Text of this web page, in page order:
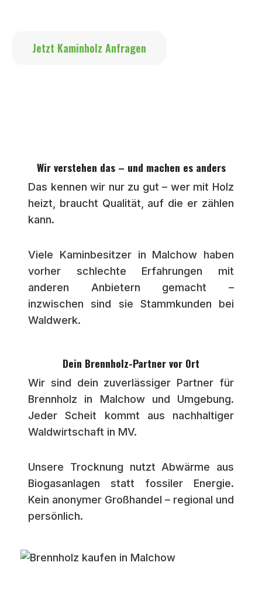
Jetzt Kaminholz Anfragen
Wir verstehen das – und machen es anders
Das kennen wir nur zu gut – wer mit Holz
heizt, braucht Qualität, auf die er zählen
kann.
Viele Kaminbesitzer in Malchow haben
vorher schlechte Erfahrungen mit
anderen Anbietern gemacht –
inzwischen sind sie Stammkunden bei
Waldwerk.
Dein Brennholz-Partner vor Ort
Wir sind dein zuverlässiger Partner für
Brennholz in Malchow und Umgebung.
Jeder Scheit kommt aus nachhaltiger
Waldwirtschaft in MV.
Unsere Trocknung nutzt Abwärme aus
Biogasanlagen statt fossiler Energie.
Kein anonymer Großhandel – regional und
persönlich.